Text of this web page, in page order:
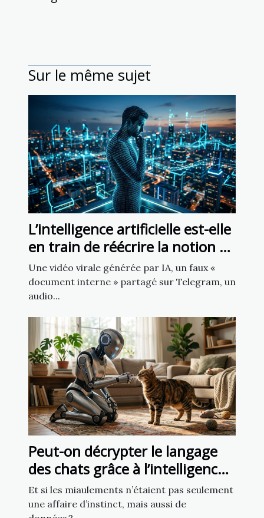
Sur le même sujet
L’intelligence artificielle est-elle
en train de réécrire la notion de
source fiable ?
Une vidéo virale générée par IA, un faux «
document interne » partagé sur Telegram, un
audio...
Peut-on décrypter le langage
des chats grâce à l’intelligence
artificielle ?
Et si les miaulements n’étaient pas seulement
une affaire d’instinct, mais aussi de